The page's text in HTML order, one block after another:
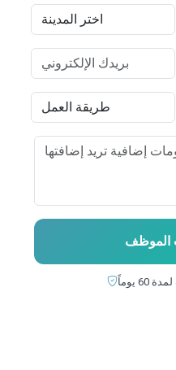
الموظف
يوماً